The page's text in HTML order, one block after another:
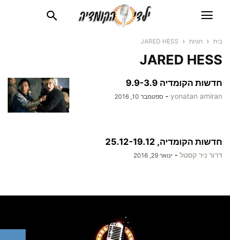
בית תגיות JARED HESS
JARED HESS
חדשות הקומדיה 9.9-3.9
yonatan amiran
- ספטמבר 10, 2016
חדשות הקומדיה, 25.12-19.12
דרור ניר קסטל - ינואר 29, 2016